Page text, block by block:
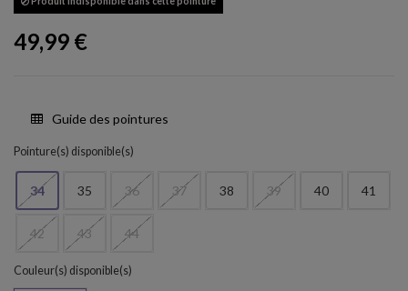
49,99 €
Guide des pointures
Pointure(s) disponible(s)
34 35 36 37 38 39 40 41
42 43 44
Couleur(s) disponible(s)